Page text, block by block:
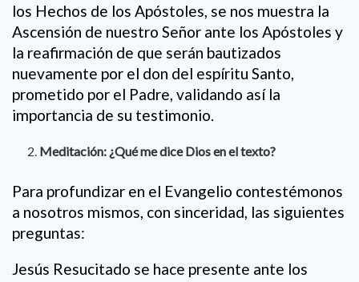
los Hechos de los Apóstoles, se nos muestra la
Ascensión de nuestro Señor ante los Apóstoles y
la reafirmación de que serán bautizados
nuevamente por el don del espíritu Santo,
prometido por el Padre, validando así la
importancia de su testimonio.
Meditación: ¿Qué me dice Dios en el texto?
Para profundizar en el Evangelio contestémonos
a nosotros mismos, con sinceridad, las siguientes
preguntas:
Jesús Resucitado se hace presente ante los